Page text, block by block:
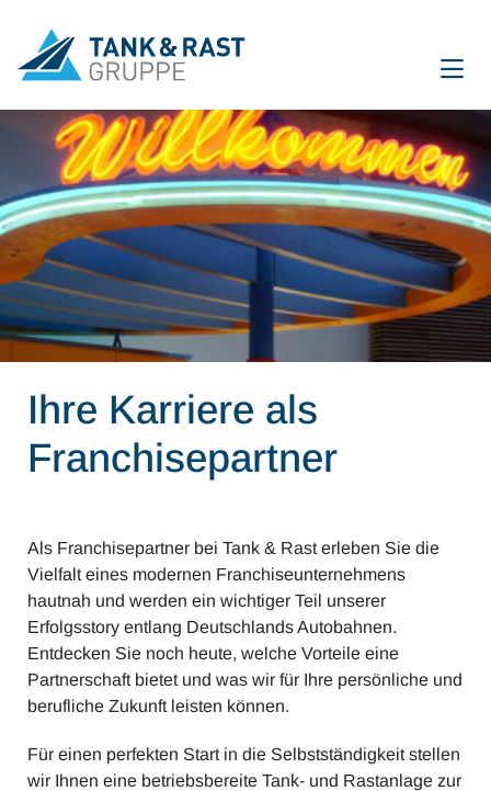
International DE EN
Unternehmen
Für Gäste
Partner
Mobilität & Verkehr
Innovation & Arbeit
Essen & Konsum
Freizeit & Reisen
Audioformate
Investor Relations
Ihre Karriere als
Franchisepartner
Als Franchisepartner bei Tank & Rast erleben Sie die
Vielfalt eines modernen Franchiseunternehmens
hautnah und werden ein wichtiger Teil unserer
Erfolgsstory entlang Deutschlands Autobahnen.
Entdecken Sie noch heute, welche Vorteile eine
Partnerschaft bietet und was wir für Ihre persönliche und
berufliche Zukunft leisten können.
Für einen perfekten Start in die Selbstständigkeit stellen
wir Ihnen eine betriebsbereite Tank- und Rastanlage zur